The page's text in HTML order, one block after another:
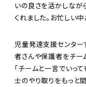
いの良さを活かしなが
くれました。お忙しい
児童発達支援センター
者さんや保護者をチー
「チームと一言でいっ
士のやり取りをもっと